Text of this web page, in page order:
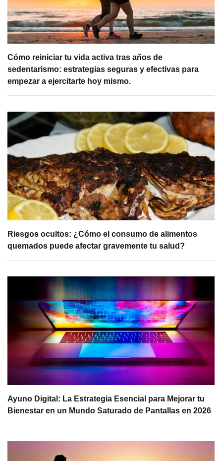
Cómo reiniciar tu vida activa tras años de
sedentarismo: estrategias seguras y efectivas para
empezar a ejercitarte hoy mismo.
Riesgos ocultos: ¿Cómo el consumo de alimentos
quemados puede afectar gravemente tu salud?
Ayuno Digital: La Estrategia Esencial para Mejorar tu
Bienestar en un Mundo Saturado de Pantallas en 2026